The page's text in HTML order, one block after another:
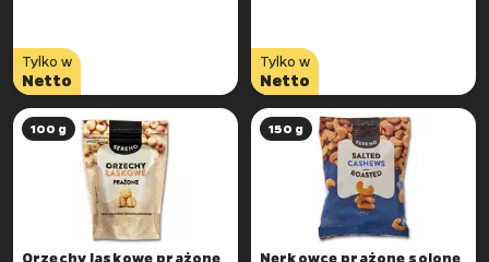
Tylko w
Netto
Tylko w
Netto
100 g
Orzechy laskowe prażone
150 g
Nerkowce prażone solone